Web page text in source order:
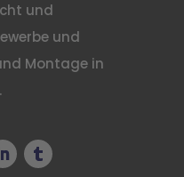
und
und
Montage in